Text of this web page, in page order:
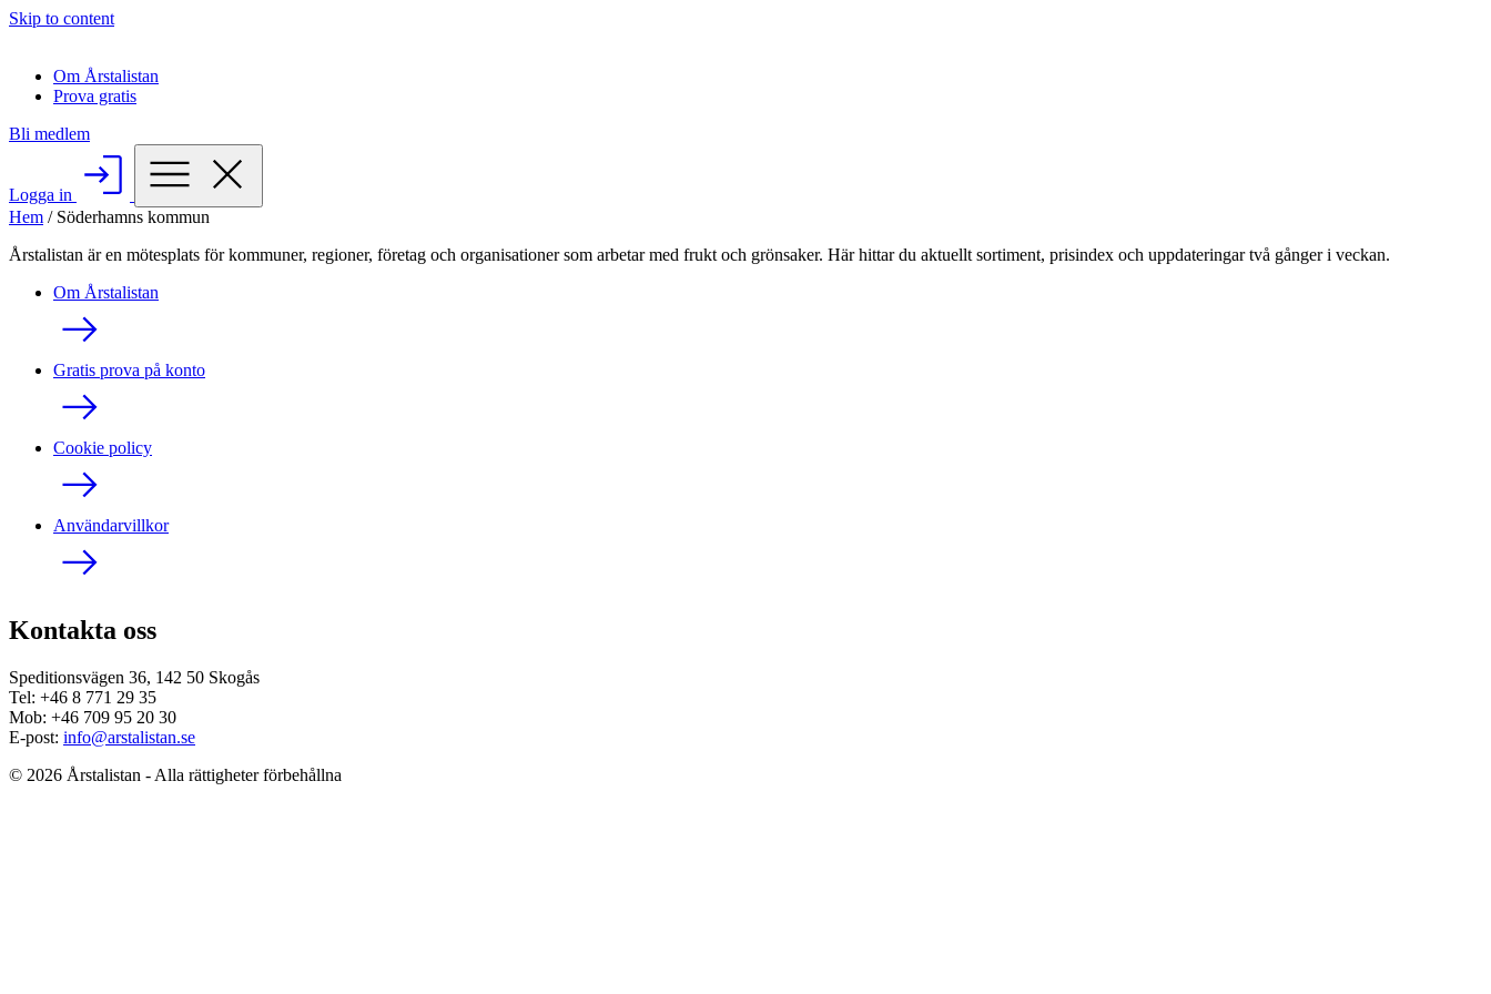
Skip to content
Om Årstalistan
Prova gratis
Bli medlem
Logga in
Hem / Söderhamns kommun
Årstalistan är en mötesplats för kommuner, regioner, företag och organisationer som arbetar med frukt och grönsaker. Här hittar du aktuellt sortiment, prisindex och uppdateringar två gånger i veckan.
Om Årstalistan
Gratis prova på konto
Cookie policy
Användarvillkor
Kontakta oss
Speditionsvägen 36, 142 50 Skogås
Tel: +46 8 771 29 35
Mob: +46 709 95 20 30
E-post: info@arstalistan.se
© 2026 Årstalistan - Alla rättigheter förbehållna